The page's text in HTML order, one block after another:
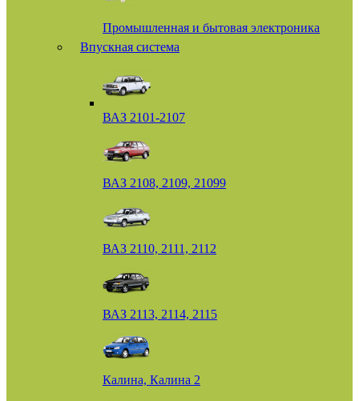
Промышленная и бытовая электроника
Впускная система
ВАЗ 2101-2107
ВАЗ 2108, 2109, 21099
ВАЗ 2110, 2111, 2112
ВАЗ 2113, 2114, 2115
Калина, Калина 2